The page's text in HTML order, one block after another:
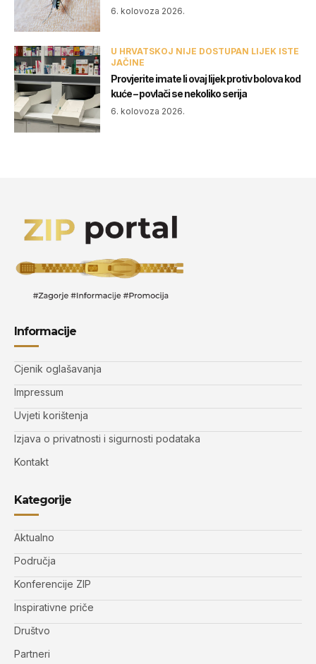
6. kolovoza 2026.
U HRVATSKOJ NIJE DOSTUPAN LIJEK ISTE
JAČINE
Provjerite imate li ovaj lijek protiv bolova kod
kuće – povlači se nekoliko serija
6. kolovoza 2026.
Informacije
Cjenik oglašavanja
Impressum
Uvjeti korištenja
Izjava o privatnosti i sigurnosti podataka
Kontakt
Kategorije
Aktualno
Područja
Konferencije ZIP
Inspirativne priče
Društvo
Partneri